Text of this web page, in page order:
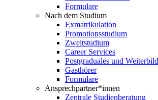
Formulare
Nach dem Studium
Exmatrikulation
Promotionsstudium
Zweitstudium
Career Services
Postgraduales und
Gasthörer
Formulare
Ansprechpartner*innen
Zentrale Studienberatung